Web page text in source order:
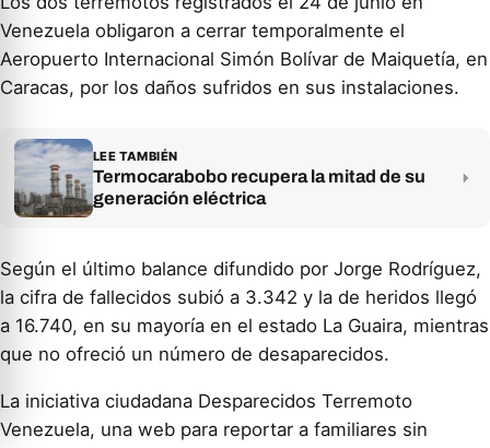
Venezuela obligaron a cerrar temporalmente el
Aeropuerto Internacional Simón Bolívar de Maiquetía, en
Caracas, por los daños sufridos en sus instalaciones.
LEE TAMBIÉN
Termocarabobo recupera la mitad de su
generación eléctrica
Según el último balance difundido por Jorge Rodríguez,
la cifra de fallecidos subió a 3.342 y la de heridos llegó
a 16.740, en su mayoría en el estado La Guaira, mientras
que no ofreció un número de desaparecidos.
La iniciativa ciudadana Desparecidos Terremoto
Venezuela, una web para reportar a familiares sin